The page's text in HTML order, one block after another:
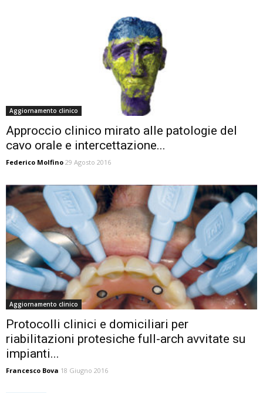
Aggiornamento clinico
Approccio clinico mirato alle patologie del
cavo orale e intercettazione...
Federico Molfino 29 Agosto 2016
Aggiornamento clinico
Protocolli clinici e domiciliari per
riabilitazioni protesiche full-arch avvitate su
impianti...
Francesco Bova 18 Giugno 2016